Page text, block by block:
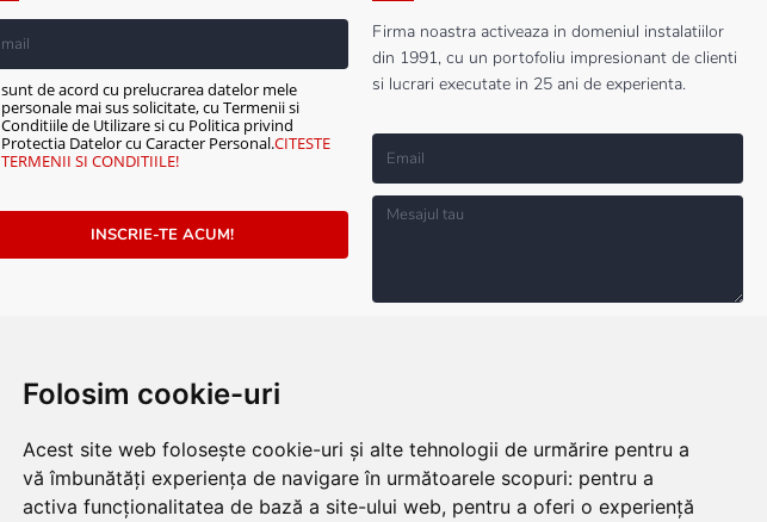
Folosim cookie-uri
Acest site web folosește cookie-uri și alte tehnologii de urmărire pentru a
vă îmbunătăți experiența de navigare în următoarele scopuri: pentru a
activa funcționalitatea de bază a site-ului web, pentru a oferi o experiență
sunt de acord cu prelucrarea datelor mele
personale mai sus solicitate, cu Termenii si
Conditiile de Utilizare si cu Politica privind
Protectia Datelor cu Caracter Personal.CITESTE
TERMENII SI CONDITIILE!
INSCRIE-TE ACUM!
Firma noastra activeaza in domeniul instalatiilor
din 1991, cu un portofoliu impresionant de clienti
si lucrari executate in 25 ani de experienta.
TRIMITE MESAJ